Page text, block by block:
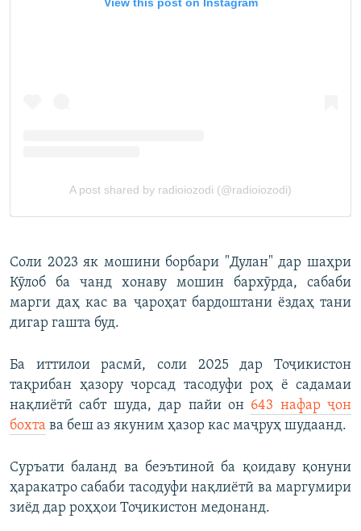
Соли 2023 як мошини борбари "Дулан" дар шаҳри
Кӯлоб ба чанд хонаву мошин бархӯрда, сабаби
марги даҳ кас ва ҷароҳат бардоштани ёздаҳ тани
дигар гашта буд.
Ба иттилои расмӣ, соли 2025 дар Тоҷикистон
тақрибан ҳазору чорсад тасодуфи роҳ ё садамаи
нақлиётӣ сабт шуда, дар пайи он 643 нафар ҷон
бохта ва беш аз якуним ҳазор кас маҷруҳ шудаанд.
Суръати баланд ва беэътиноӣ ба қоидаву қонуни
ҳаракатро сабаби тасодуфи нақлиётӣ ва маргумири
зиёд дар роҳҳои Тоҷикистон медонанд.